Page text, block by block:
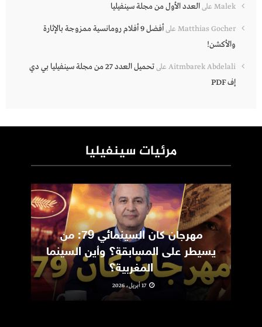
Malek علىالعدد الأول من مجلة سينفيليا
Matthias Gocher على
أفضل 9 أفلام رومانسية ممزوجة بالإثارة
والأكشن!
Aitmbarek Abdelali على
تحميل العدد 27 من مجلة سينفيليا بي دي
إف PDF
مرئيات سينفيليا
مهرجان كان السينمائي 79: من
يسيطر على المسابقة؟ وأين السينما
المغربية؟
17 أبريل، 2026